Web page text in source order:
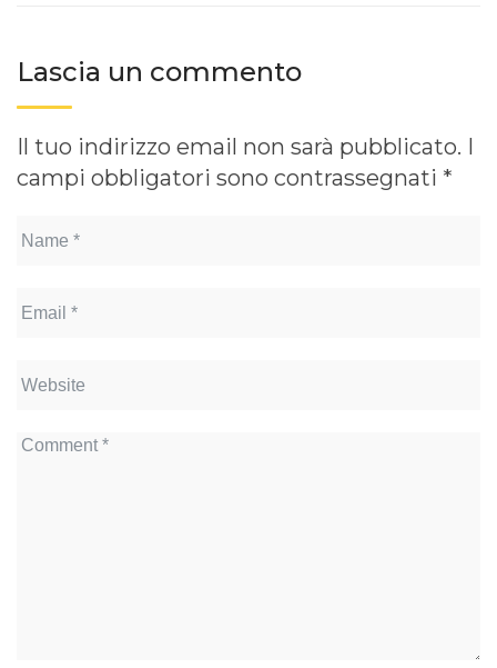
Lascia un commento
Il tuo indirizzo email non sarà pubblicato. I
campi obbligatori sono contrassegnati *